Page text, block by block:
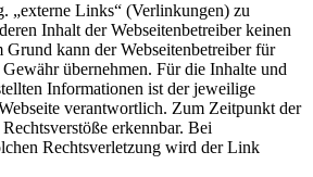
„externe Links“ (Verlinkungen) zu
Inhalt der Webseitenbetreiber keinen
Grund kann der Webseitenbetreiber für
übernehmen. Für die Inhalte und
Informationen ist der jeweilige
verantwortlich. Zum Zeitpunkt der
erkennbar. Bei
Rechtsverletzung wird der Link